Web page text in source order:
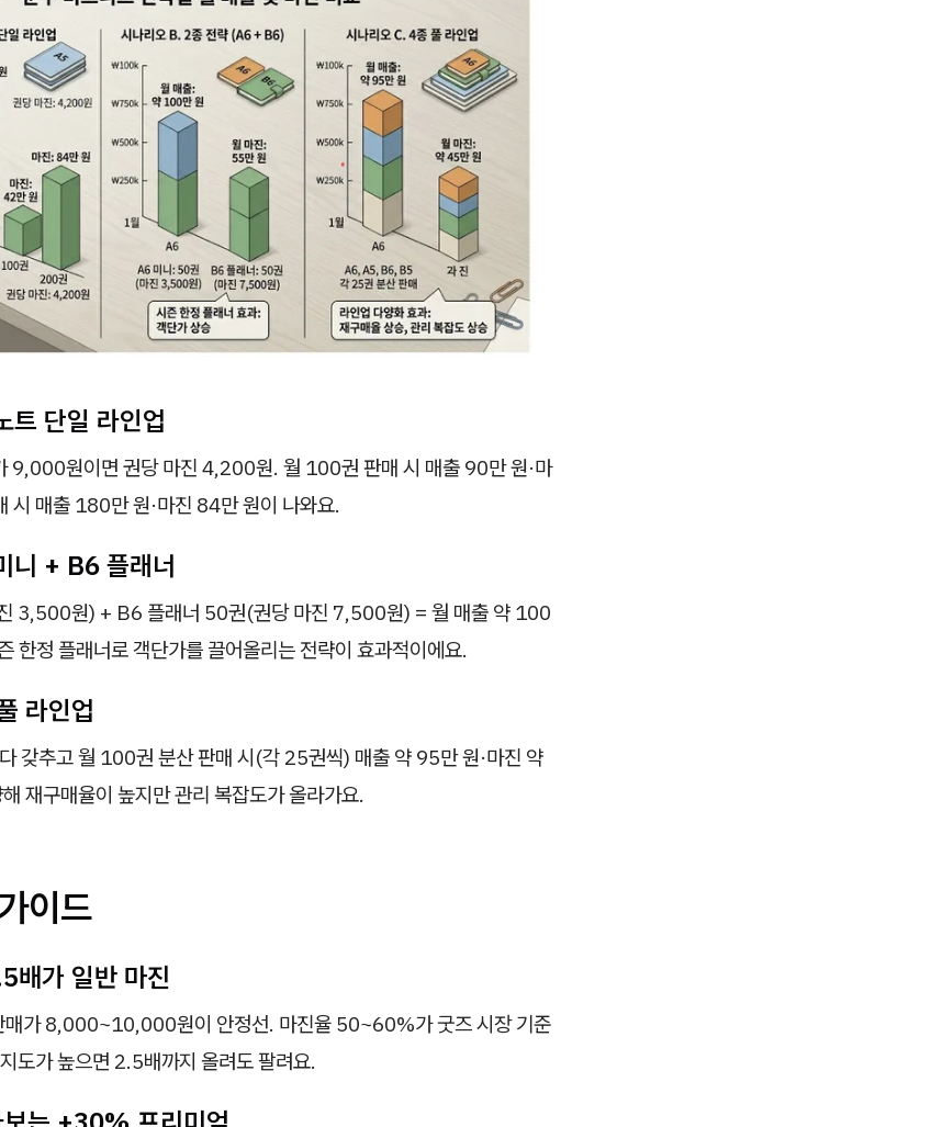
단일 라인업
9,000원이면 권당 마진 4,200원. 월 100권 판매 시 매출 90만 원·마
시 매출 180만 원·마진 84만 원이 나와요.
니 + B6 플래너
3,500원) + B6 플래너 50권(권당 마진 7,500원) = 월 매출 약 100
한정 플래너로 객단가를 끌어올리는 전략이 효과적이에요.
라인업
갖추고 월 100권 분산 판매 시(각 25권씩) 매출 약 95만 원·마진 약
재구매율이 높지만 관리 복잡도가 올라가요.
이드
가 일반 마진
가 8,000~10,000원이 안정선. 마진율 50~60%가 굿즈 시장 기준
도가 높으면 2.5배까지 올려도 팔려요.